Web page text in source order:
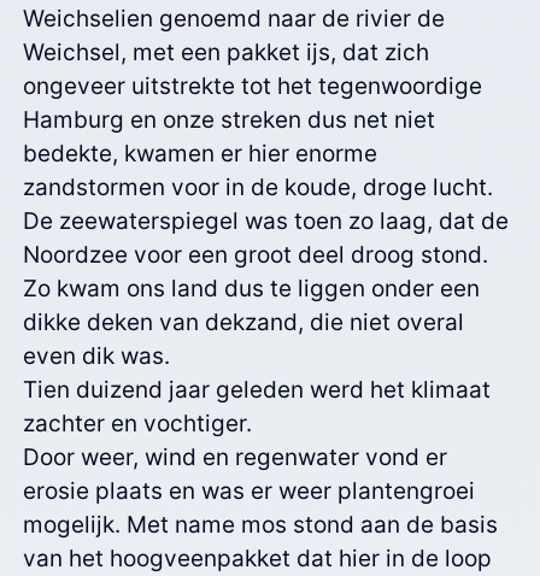
Weichselien genoemd naar de rivier de
Weichsel, met een pakket ijs, dat zich
ongeveer uitstrekte tot het tegenwoordige
Hamburg en onze streken dus net niet
bedekte, kwamen er hier enorme
zandstormen voor in de koude, droge lucht.
De zeewaterspiegel was toen zo laag, dat de
Noordzee voor een groot deel droog stond.
Zo kwam ons land dus te liggen onder een
dikke deken van dekzand, die niet overal
even dik was.
Tien duizend jaar geleden werd het klimaat
zachter en vochtiger.
Door weer, wind en regenwater vond er
erosie plaats en was er weer plantengroei
mogelijk. Met name mos stond aan de basis
van het hoogveenpakket dat hier in de loop